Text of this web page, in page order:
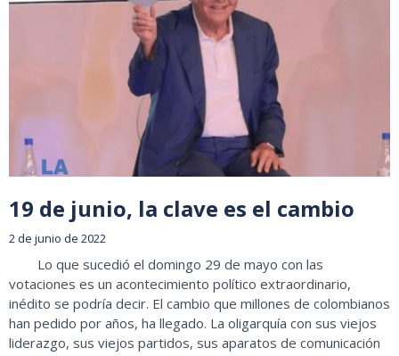
19 de junio, la clave es el cambio
2 de junio de 2022
Lo que sucedió el domingo 29 de mayo con las
votaciones es un acontecimiento político extraordinario,
inédito se podría decir. El cambio que millones de colombianos
han pedido por años, ha llegado. La oligarquía con sus viejos
liderazgo, sus viejos partidos, sus aparatos de comunicación